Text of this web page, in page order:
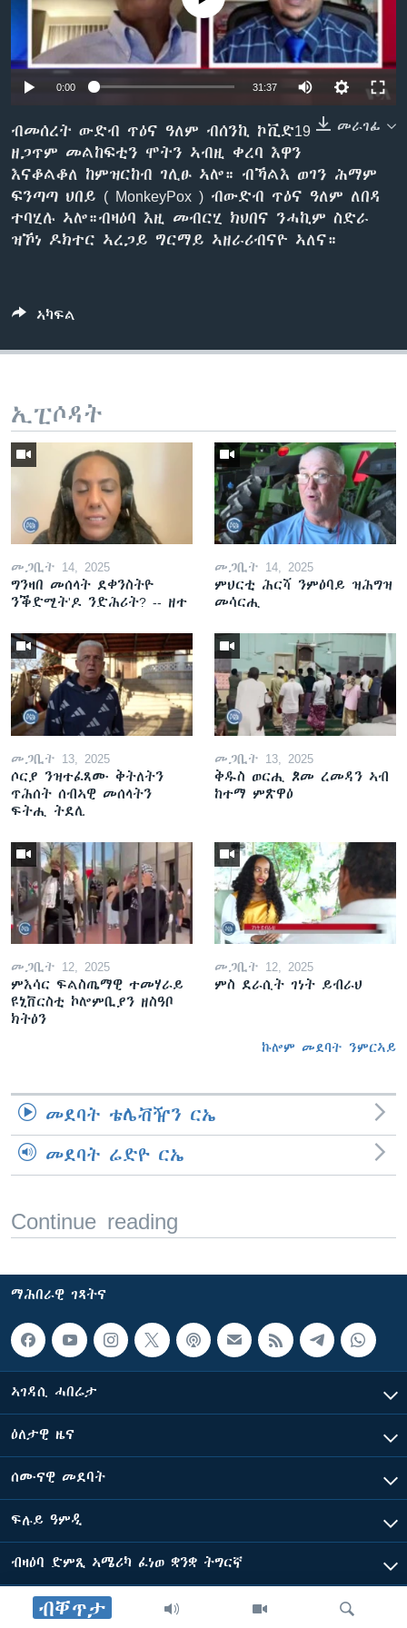
ቂሔ ጽልሚ
ቋንቋታት
ብቐጥታ
0:00 31:37
መራገፊ
ብመሰረት ውድብ ጥዕና ዓለም ብሰንኪ ኮቪድ19
ዘጋጥም መልከፍቲን ሞትን ኣብዚ ቀረባ እዋን
እናቆልቆለ ከምዝርከብ ገሊፁ ኣሎ። ብኻልእ ወገን ሕማም
ፍንጣጣ ህበይ ( MonkeyPox ) ብውድብ ጥዕና ዓለም ለበዳ
ተባሂሉ ኣሎ።ብዛዕባ እዚ መብርሂ ክህበና ንሓኪም ስድራ
ዝኾነ ዶክተር ኣረጋይ ግርማይ ኣዘራሪብናዮ ኣለና።
ኣካፍል
ኢፒሶዳት
መጋቢት 14, 2025
ግንዛበ መሰላት ደቀንስትዮ
ንቕድሚት'ዶ ንድሕሪት? -- ዘተ
መጋቢት 14, 2025
ምህርቲ ሕርሻ ንምዕባይ ዝሕግዝ
መሳርሒ
መጋቢት 13, 2025
ሶርያ ንዝተፈጸሙ ቅትለትን
ጥሕሰት ሰብኣዊ መሰላትን
ፍትሒ ትደሊ
መጋቢት 13, 2025
ቅዱስ ወርሒ ጾመ ረመዳን ኣብ
ከተማ ምጽዋዕ
መጋቢት 12, 2025
ምእሳር ፍልስጤማዊ ተመሃራይ
ዩኒቨርስቲ ኮሎምቢያን ዘስዓቦ
ክትዕን
መጋቢት 12, 2025
ምስ ደራሲት ገነት ይብራህ
ኩሎም መደባት ንምርኣይ
መደባት ቴሌቭዥን ርኤ
መደባት ሬድዮ ርኤ
Continue reading
ማሕበራዊ ገጻትና
ኣገዳሲ ሓበሬታ
ዕለታዊ ዜና
ሰሙናዊ መደባት
ፍሉይ ዓምዲ
ብዛዕባ ድምጺ ኣሜሪካ ፈነወ ቋንቋ ትግርኛ
ድምጺ ኣመሪካ ብመሰል ጸሓፊ ዝተሓለወዩ።